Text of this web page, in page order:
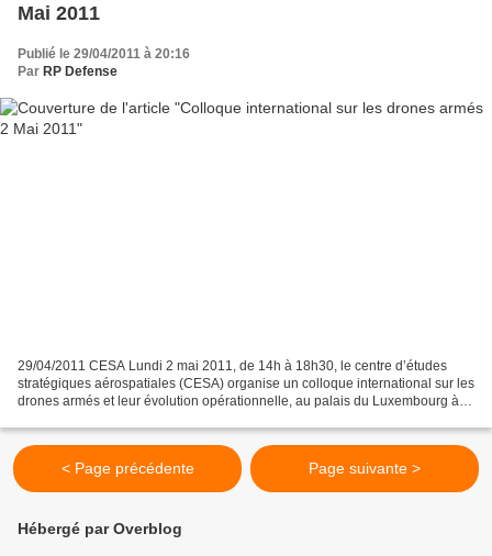
Mai 2011
Publié le 29/04/2011 à 20:16
Par RP Defense
29/04/2011 CESA Lundi 2 mai 2011, de 14h à 18h30, le centre d’études
stratégiques aérospatiales (CESA) organise un colloque international sur les
drones armés et leur évolution opérationnelle, au palais du Luxembourg à
< Page précédente Page suivante >
Hébergé par Overblog